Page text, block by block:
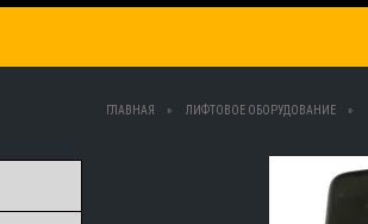
ГЛАВНАЯ ЛИФТОВОЕ ОБОРУДОВАНИЕ